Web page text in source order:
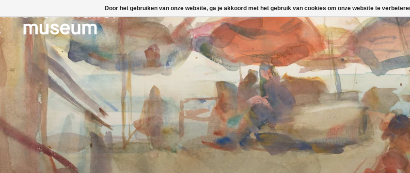
Door het gebruiken van onze website, ga je akkoord met het gebruik van cookies om onze website te